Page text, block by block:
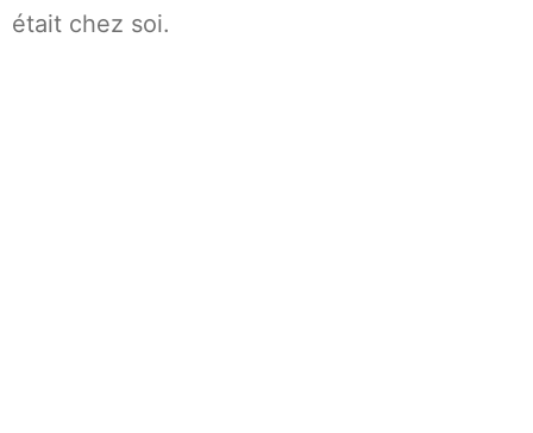
était chez soi.